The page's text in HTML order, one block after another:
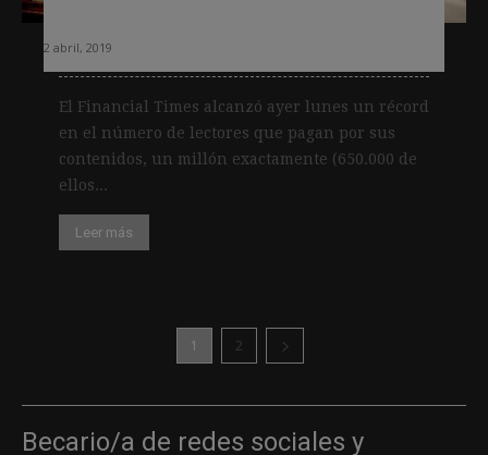
2 abril, 2019
El Financial Times alcanzó ayer lunes un récord
en el número de lectores que pagan por sus
contenidos, un millón exactamente (650.000 de
ellos...
Leer más
1 2
Becario/a de redes sociales y